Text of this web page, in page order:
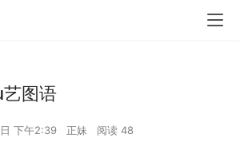
艺图语
下午2:39 正妹 阅读 48